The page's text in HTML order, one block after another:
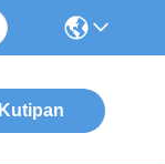
Kutipan